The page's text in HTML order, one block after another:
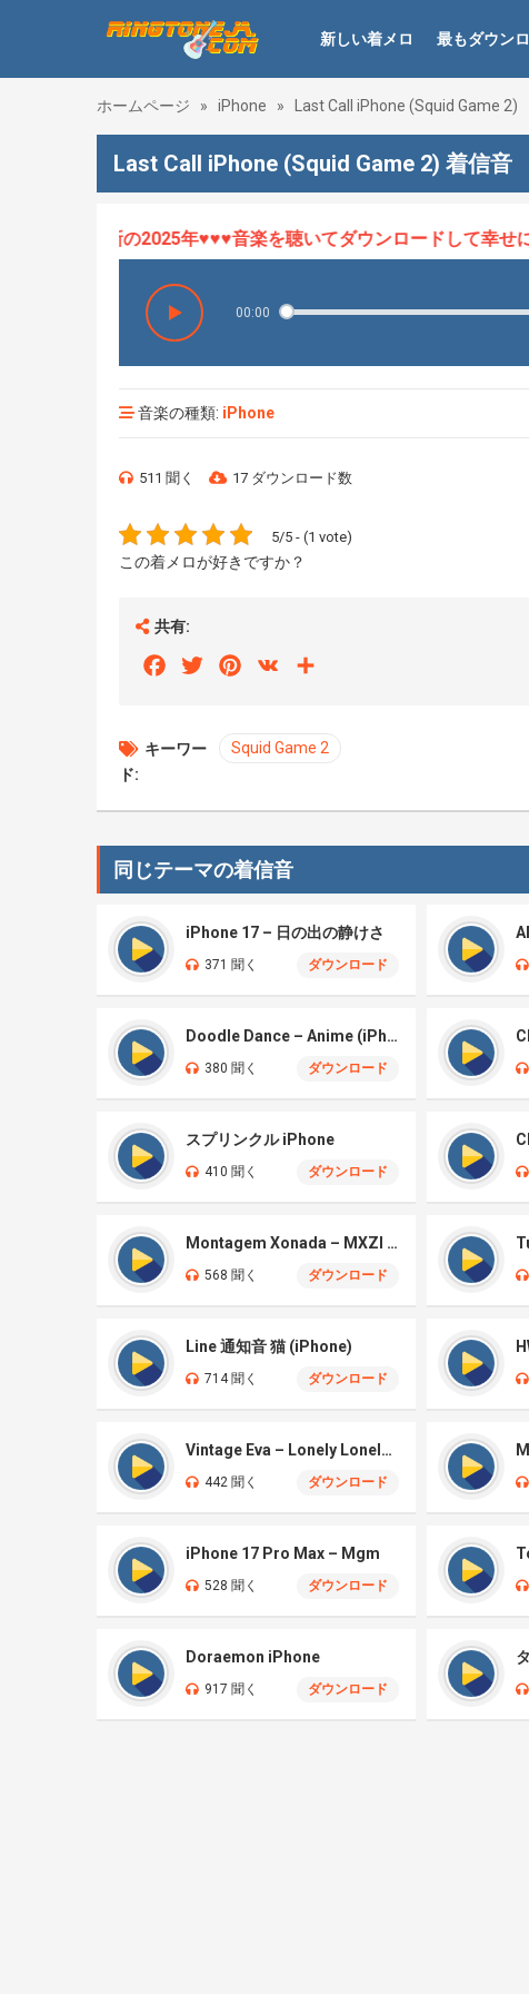
新しい着メロ 最もダウン
ホームページ » iPhone » Last Call iPhone (Squid Game 2)
Last Call iPhone (Squid Game 2) 着信音
、最新の2025年♥♥♥音楽を聴いてダウンロードして幸せにな
00:00
音楽の種類: iPhone
511 聞く 17 ダウンロード数
5/5 - (1 vote)
この着メロが好きですか？
共有:
FacebookTwitterPinterest
VK
キーワー
ド:
Squid Game 2
同じテーマの着信音
iPhone 17 – 日の出の静けさ
371 聞く ダウンロード
Doodle Dance – Anime (iPhone)
380 聞く ダウンロード
スプリンクル iPhone
410 聞く ダウンロード
Montagem Xonada – MXZI (iPhone)
568 聞く ダウンロード
Line 通知音 猫 (iPhone)
714 聞く ダウンロード
Vintage Eva – Lonely Lonely (iPhone)
442 聞く ダウンロード
iPhone 17 Pro Max – Mgm
528 聞く ダウンロード
Doraemon iPhone
917 聞く ダウンロード